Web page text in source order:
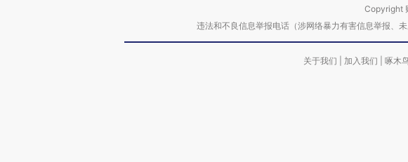
Copyright
违法和不良信息举报电话（涉网络暴力有害信息举报
关于我们 加入我们 啄木